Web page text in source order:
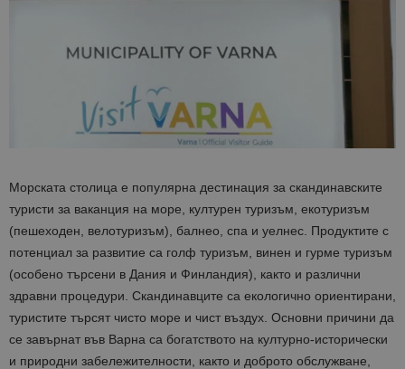
Морската столица е популярна дестинация за скандинавските
туристи за ваканция на море, културен туризъм, екотуризъм
(пешеходен, велотуризъм), балнео, спа и уелнес. Продуктите с
потенциал за развитие са голф туризъм, винен и гурме туризъм
(особено търсени в Дания и Финландия), както и различни
здравни процедури. Скандинавците са екологично ориентирани,
туристите търсят чисто море и чист въздух. Основни причини да
се завърнат във Варна са богатството на културно-исторически
и природни забележителности, както и доброто обслужване,